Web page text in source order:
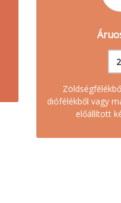
diófélékből vagy
előállított